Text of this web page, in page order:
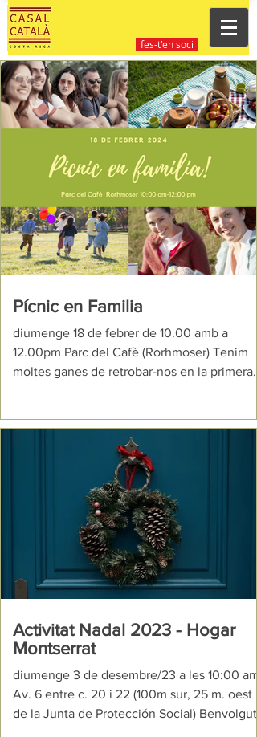
fes-t'en soci
Pícnic en Familia
diumenge 18 de febrer de 10.00 amb a
12.00pm Parc del Cafè (Rorhmoser) Tenim
moltes ganes de retrobar-nos en la primera
Activitat Nadal 2023 - Hogar
Montserrat
diumenge 3 de desembre/23 a les 10:00 am
Av. 6 entre c. 20 i 22 (100m sur, 25 m. oest
de la Junta de Protección Social) Benvolguts